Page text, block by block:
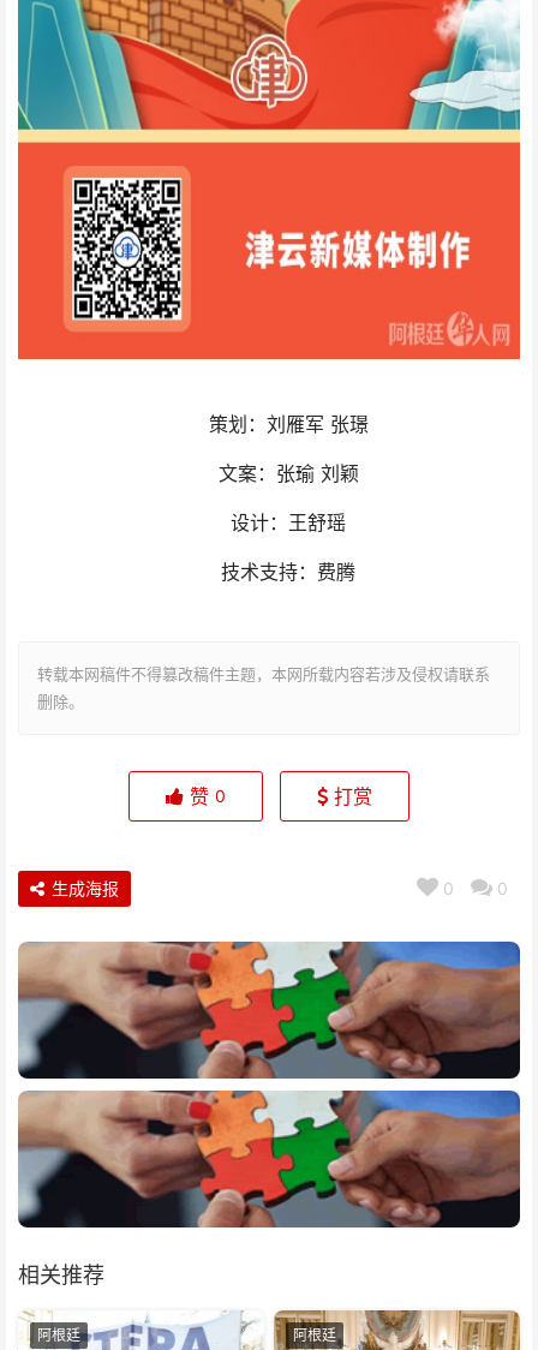
策划：刘雁军 张璟
文案：张瑜 刘颖
设计：王舒瑶
技术支持：费腾
转载本网稿件不得篡改稿件主题，本网所载内容若涉及侵权请联系
删除。
赞 0 打赏
0 0
生成海报
相关推荐
阿根廷 阿根廷